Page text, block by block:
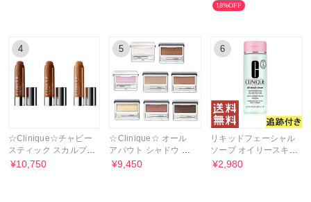
18%OFF
4
☆Clinique☆チャビー
スティック スカルプテ
ィング コントゥール
¥10,750
5
☆Clinique☆ オール
アバウト シャドウ お
好きな1点
¥9,450
6
リキッドフェーシャル
ソープ オイリースキン
フォーミュラ 200ml
¥2,980